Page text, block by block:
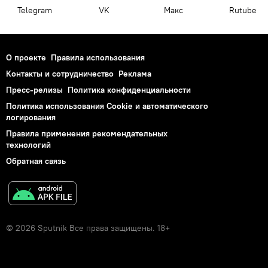
Telegram VK Макс Rutube
О проекте Правила использования
Контакты и сотрудничество Реклама
Пресс-релизы Политика конфиденциальности
Политика использования Cookie и автоматического
логирования
Правила применения рекомендательных
технологий
Обратная связь
© 2026 Sputnik Все права защищены. 18+